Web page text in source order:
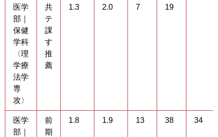
医学
部｜
保健
学科
〈理
学療
法学
専
攻〉
共
テ
課
す
推
薦
1.3 2.0 7 19
医学
部｜
前
期
1.8 1.9 13 38 34